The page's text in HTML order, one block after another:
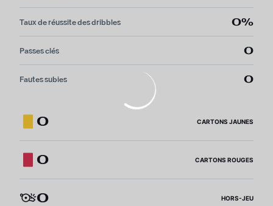
Taux de réussite des dribbles 0%
Passes clés 0
Fautes subies 0
0 CARTONS JAUNES
0 CARTONS ROUGES
0 HORS-JEU